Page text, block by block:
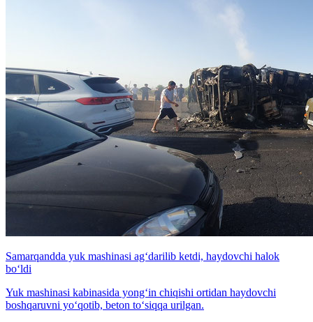
Samarqandda yuk mashinasi ag‘darilib ketdi, haydovchi halok
bo‘ldi
Yuk mashinasi kabinasida yong‘in chiqishi ortidan haydovchi
boshqaruvni yo‘qotib, beton to‘siqqa urilgan.